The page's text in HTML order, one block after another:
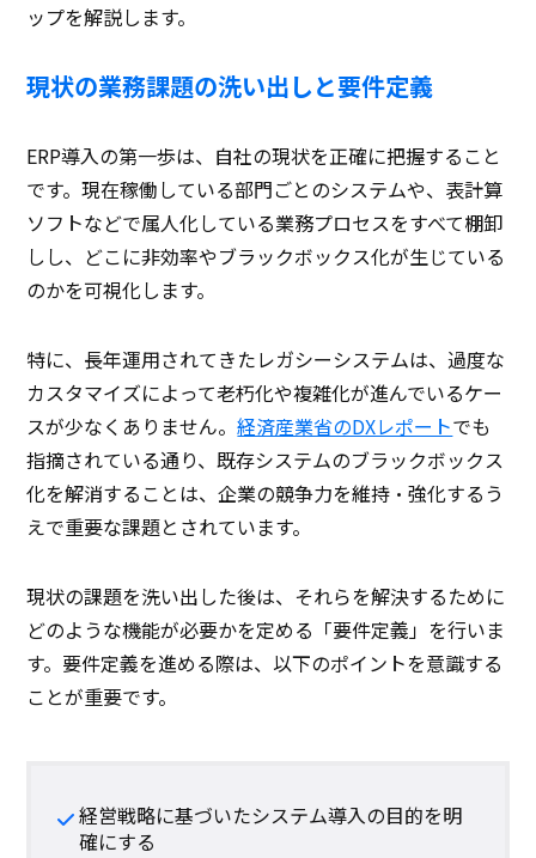
ップを解説します。
現状の業務課題の洗い出しと要件定義
ERP導入の第一歩は、自社の現状を正確に把握すること
です。現在稼働している部門ごとのシステムや、表計算
ソフトなどで属人化している業務プロセスをすべて棚卸
しし、どこに非効率やブラックボックス化が生じている
のかを可視化します。
特に、長年運用されてきたレガシーシステムは、過度な
カスタマイズによって老朽化や複雑化が進んでいるケー
スが少なくありません。経済産業省のDXレポートでも
指摘されている通り、既存システムのブラックボックス
化を解消することは、企業の競争力を維持・強化するう
えで重要な課題とされています。
現状の課題を洗い出した後は、それらを解決するために
どのような機能が必要かを定める「要件定義」を行いま
す。要件定義を進める際は、以下のポイントを意識する
ことが重要です。
経営戦略に基づいたシステム導入の目的を明
確にする